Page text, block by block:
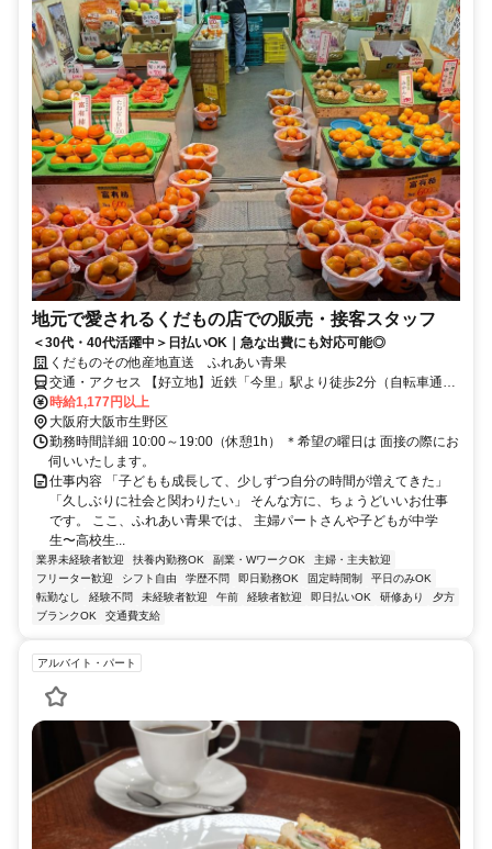
地元で愛されるくだもの店での販売・接客スタッフ
＜30代・40代活躍中＞日払いOK｜急な出費にも対応可能◎
くだものその他産地直送 ふれあい青果
交通・アクセス 【好立地】近鉄「今里」駅より徒歩2分（自転車通勤
OK）
時給1,177円以上
大阪府大阪市生野区
勤務時間詳細 10:00～19:00（休憩1h） ＊希望の曜日は 面接の際にお
伺いいたします。
仕事内容 「子どもも成長して、少しずつ自分の時間が増えてきた」
「久しぶりに社会と関わりたい」 そんな方に、ちょうどいいお仕事
です。 ここ、ふれあい青果では、 主婦パートさんや子どもが中学
生〜高校生...
業界未経験者歓迎 扶養内勤務OK 副業・WワークOK
主婦・主夫歓迎
フリーター歓迎
シフト自由 学歴不問 即日勤務OK 固定時間制
平日のみOK
転勤なし
経験不問 未経験者歓迎 午前 経験者歓迎 即日払いOK 研修あり
夕方
ブランクOK
交通費支給
アルバイト・パート